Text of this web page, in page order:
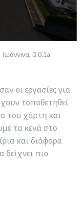
Ιωάννινα, 0.0.1a
οι εργασίες για
τοποθετηθεί
του χάρτη και
τα κενά στο
και διάφορα
πιο